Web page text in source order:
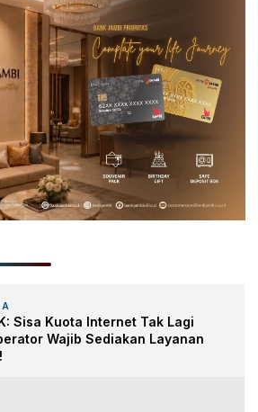
Sisa Kuota Internet Tak Lagi
Wajib Sediakan Layanan